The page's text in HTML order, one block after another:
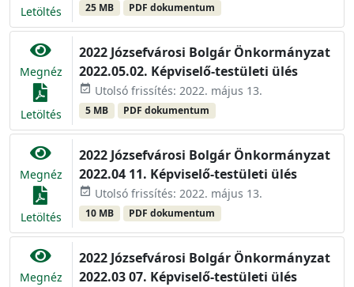
Letöltés 25 MB PDF dokumentum
Megnéz
Letöltés
2022 Józsefvárosi Bolgár Önkormányzat
2022.05.02. Képviselő-testületi ülés
event_available Utolsó frissítés: 2022. május 13.
5 MB PDF dokumentum
Megnéz
Letöltés
2022 Józsefvárosi Bolgár Önkormányzat
2022.04 11. Képviselő-testületi ülés
event_available Utolsó frissítés: 2022. május 13.
10 MB PDF dokumentum
Megnéz
2022 Józsefvárosi Bolgár Önkormányzat
2022.03 07. Képviselő-testületi ülés